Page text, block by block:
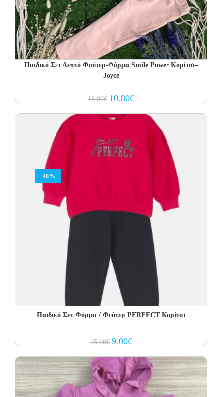
Παιδικό Σετ Λεπτό Φούτερ-Φόρμα Smile Power Κορίτσι–
Joyce
18.00€ Original
price
18.00€.
10.80€Current
price
10.80€.
-40%
Παιδικό Σετ Φόρμα / Φούτερ PERFECT Kορίτσι
15.00€ Original
price
15.00€.
9.00€Current
price
9.00€.